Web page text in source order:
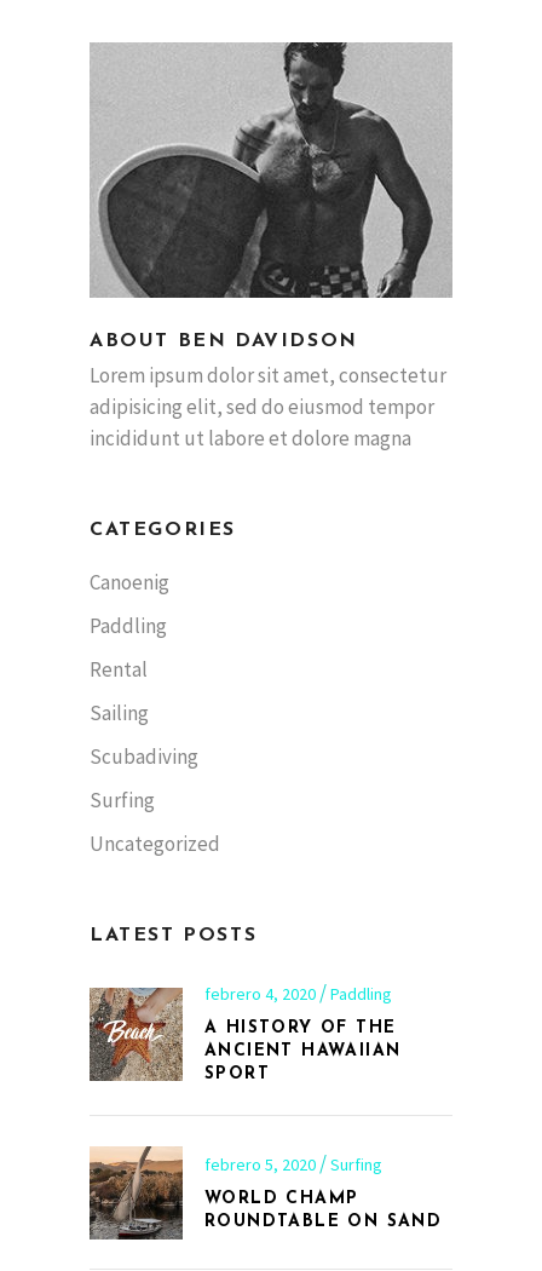
ABOUT BEN DAVIDSON
Lorem ipsum dolor sit amet, consectetur
adipisicing elit, sed do eiusmod tempor
incididunt ut labore et dolore magna
CATEGORIES
Canoenig
Paddling
Rental
Sailing
Scubadiving
Surfing
Uncategorized
LATEST POSTS
febrero 4, 2020 Paddling
A HISTORY OF THE
ANCIENT HAWAIIAN
SPORT
febrero 5, 2020 Surfing
WORLD CHAMP
ROUNDTABLE ON SAND